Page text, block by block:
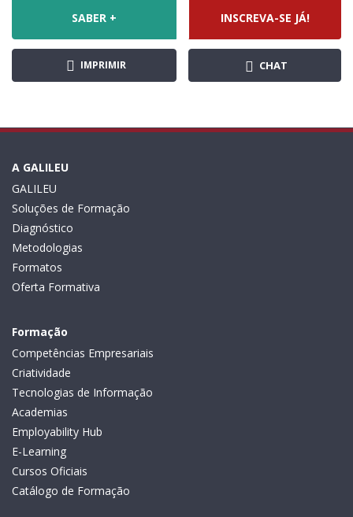
SABER + INSCREVA-SE JÁ!
IMPRIMIR CHAT
A GALILEU
GALILEU
Soluções de Formação
Diagnóstico
Metodologias
Formatos
Oferta Formativa
Formação
Competências Empresariais
Criatividade
Tecnologias de Informação
Academias
Employability Hub
E-Learning
Cursos Oficiais
Catálogo de Formação